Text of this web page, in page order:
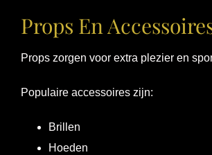
Props En
Props zorgen voor extra plezier en
Populaire accessoires zijn:
Brillen
Hoeden